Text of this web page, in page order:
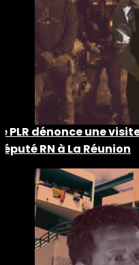
PLR dénonce une
RN à La Réunion